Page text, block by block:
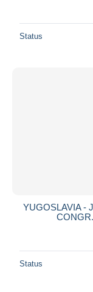
Status
YUGOSLAVIA -
Status